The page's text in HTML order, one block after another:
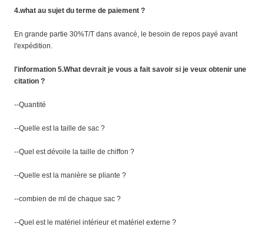
4.what au sujet du terme de paiement ?
En grande partie 30%T/T dans avancé, le besoin de repos payé avant
l'expédition.
l'information 5.What devrait je vous a fait savoir si je veux obtenir une
citation ?
--Quantité
--Quelle est la taille de sac ?
--Quel est dévoile la taille de chiffon ?
--Quelle est la manière se pliante ?
--combien de ml de chaque sac ?
--Quel est le matériel intérieur et matériel externe ?